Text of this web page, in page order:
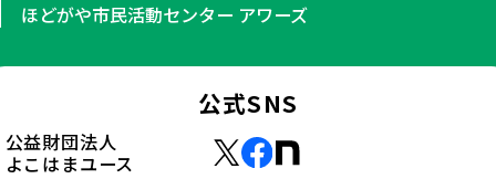
ほどがや市民活動センター アワーズ
公式SNS
公益財団法人
よこはまユース